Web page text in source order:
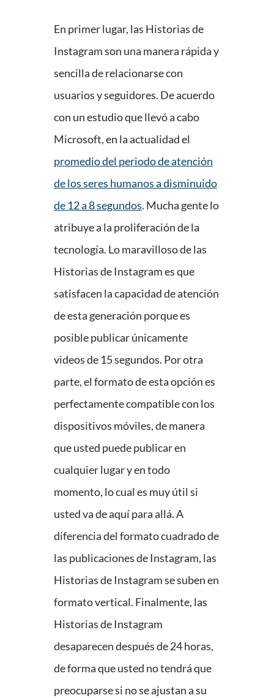
En primer lugar, las Historias de
Instagram son una manera rápida y
sencilla de relacionarse con
usuarios y seguidores. De acuerdo
con un estudio que llevó a cabo
Microsoft, en la actualidad el
promedio del periodo de atención
de los seres humanos a disminuido
de 12 a 8 segundos. Mucha gente lo
atribuye a la proliferación de la
tecnología. Lo maravilloso de las
Historias de Instagram es que
satisfacen la capacidad de atención
de esta generación porque es
posible publicar únicamente
videos de 15 segundos. Por otra
parte, el formato de esta opción es
perfectamente compatible con los
dispositivos móviles, de manera
que usted puede publicar en
cualquier lugar y en todo
momento, lo cual es muy útil si
usted va de aquí para allá. A
diferencia del formato cuadrado de
las publicaciones de Instagram, las
Historias de Instagram se suben en
formato vertical. Finalmente, las
Historias de Instagram
desaparecen después de 24 horas,
de forma que usted no tendrá que
preocuparse si no se ajustan a su